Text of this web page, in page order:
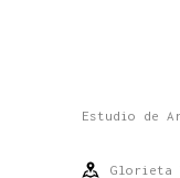
Estudio de
Glorieta